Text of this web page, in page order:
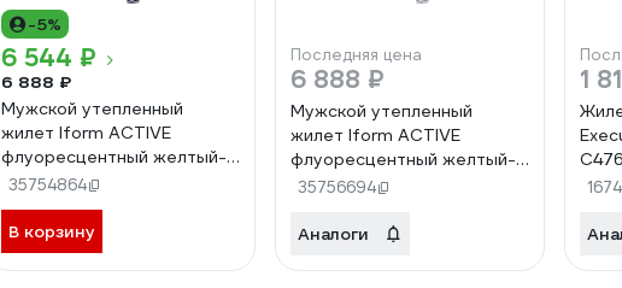
-5%
6 544 ₽
6 888 ₽
Мужской утепленный
жилет Iform ACTIVE
флуоресцентный желтый-
синий (96-100, 170-176),
Жил 005/96/170
35754864
В корзину
Последняя цена
6 888 ₽
Мужской утепленный
жилет Iform ACTIVE
флуоресцентный желтый-
синий (88-92, 170-176), Жил
35756694
Аналоги
1